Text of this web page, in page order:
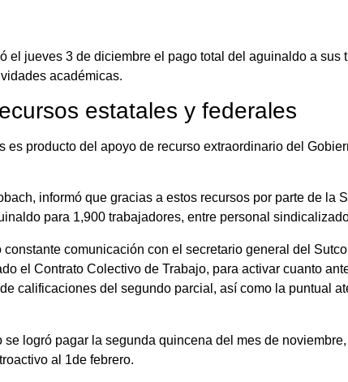
el jueves 3 de diciembre el pago total del aguinaldo a
académicas.
estatales y federales
es producto del apoyo de recurso extraordinario del
informó que gracias a estos recursos por parte de la
para 1,900 trabajadores, entre personal
comunicación con el secretario general del
el Contrato Colectivo de Trabajo, para activar cuanto
calificaciones del segundo parcial, así como la puntual
logró pagar la segunda quincena del mes de
al 1de febrero.